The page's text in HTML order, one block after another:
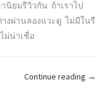
นิยมรีวิวกัน ถ้าเราไป
งผ่านลองแวะดู ไม่มีในรี
ม่น่าเชื่อ
Continue reading “อุทั
→